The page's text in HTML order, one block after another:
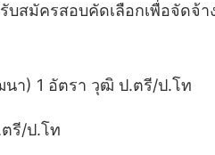
มัครสอบคัดเลือกเพื่อจัดจ้า
า) 1 อัตรา วุฒิ ป.ตรี/ป.โท
รี/ป.โท